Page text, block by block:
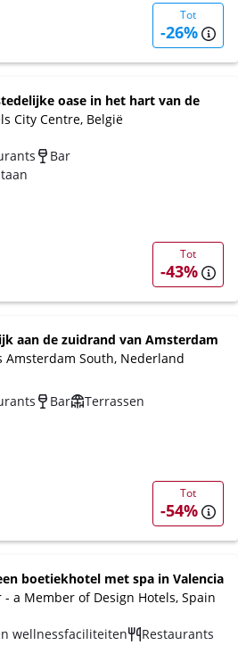
Tot
-26%
oase in het hart van de
City Centre, België
Bar
Tot
-43%
aan de zuidrand van Amsterdam
Amsterdam South, Nederland
Bar Terrassen
Tot
-54%
boetiekhotel met spa in Valencia
- a Member of Design Hotels, Spain
wellnessfaciliteiten
Restaurants